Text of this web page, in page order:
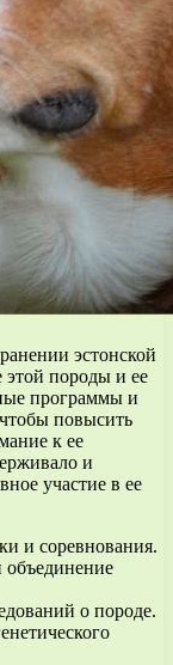
эстонской
этой породы и ее
программы и
повысить
к ее
и
участие в ее
и соревнования.
объединение
о породе.